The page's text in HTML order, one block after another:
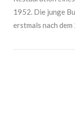
1952. Die junge
erstmals nach